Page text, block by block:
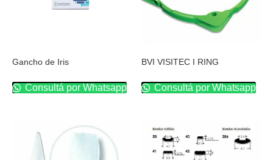
Gancho de Iris
Consultá por Whatsapp
BVI VISITEC I RING
Consultá por Whatsapp